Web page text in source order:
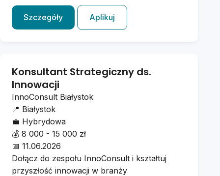
Szczegóły Aplikuj
Konsultant Strategiczny ds.
Innowacji
InnoConsult Białystok
📍 Białystok
💼 Hybrydowa
💰 8 000 - 15 000 zł
📅 11.06.2026
Dołącz do zespołu InnoConsult i kształtuj
przyszłość innowacji w branży